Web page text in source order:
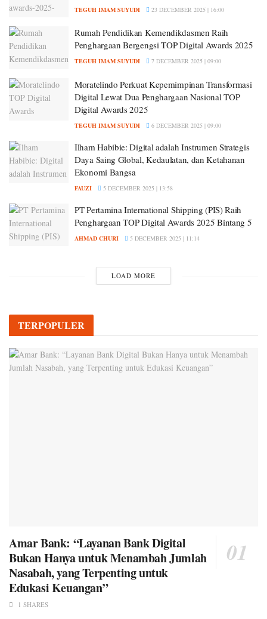
TEGUH IMAM SUYUDI 23 DECEMBER 2025 | 16:00
Rumah Pendidikan Kemendikdasmen Raih
Penghargaan Bergengsi TOP Digital Awards 2025
TEGUH IMAM SUYUDI 7 DECEMBER 2025 | 09:00
Moratelindo Perkuat Kepemimpinan Transformasi
Digital Lewat Dua Penghargaan Nasional TOP
Digital Awards 2025
TEGUH IMAM SUYUDI 6 DECEMBER 2025 | 09:00
Ilham Habibie: Digital adalah Instrumen Strategis
Daya Saing Global, Kedaulatan, dan Ketahanan
Ekonomi Bangsa
FAUZI 5 DECEMBER 2025 | 13:58
PT Pertamina International Shipping (PIS) Raih
Penghargaan TOP Digital Awards 2025 Bintang 5
AHMAD CHURI 5 DECEMBER 2025 | 11:14
LOAD MORE
TERPOPULER
Amar Bank: “Layanan Bank Digital
Bukan Hanya untuk Menambah Jumlah
Nasabah, yang Terpenting untuk
Edukasi Keuangan”
1 SHARES